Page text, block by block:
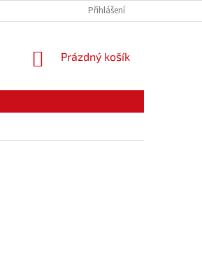
PODMÍNKY OCHRANY
Přihlášení
NÁKUPNÍ
Prázdný košík